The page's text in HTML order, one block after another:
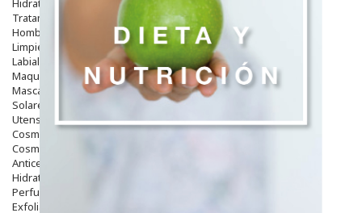
Tratamientos De Noche
Hombre
Limpieza
Labiales
Maquillajes Y Color
Mascarillas
Solares
Utensilios
Cosmética Capilar
Cosmética Corporal
Anticelulíticos
Hidratantes Corporales
Perfumes Y Colonias
Exfoliantes Corporales